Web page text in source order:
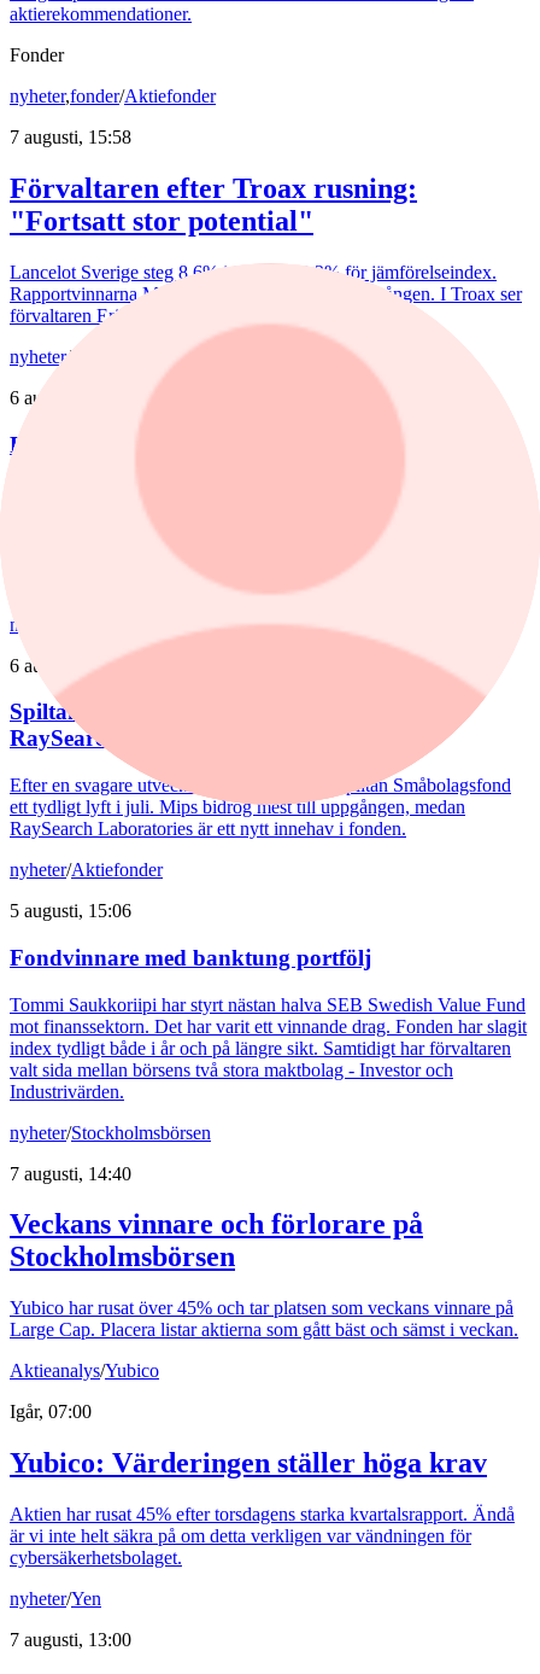
aktierekommendationer.
Fonder
nyheter,fonder/Aktiefonder
7 augusti, 15:58
Förvaltaren efter Troax rusning:
"Fortsatt stor potential"
Lancelot Sverige steg 8,6% i juli, mot 2,2% för jämförelseindex.
Rapportvinnarna Mips och Troax bidrog till uppgången. I Troax ser
förvaltaren Erik Bertilsson fortsatt stor potential.
nyheter/Försvarsbolag
6 augusti, 17:03
Försvarsförvaltarna spår ny tillväxtfas: ”Goda
De europeiska försvarsbolagen visar rekordstora orderböcker,
stigande omsättning och förbättrade marginaler. Enligt förvaltarna
Joakim Agerback och Shayan Heidari går nu försvarssektorn in i en
nyheter
Spiltan Småbolagsfond
6 augusti, 14:51
Spiltan Småbolagsfond lyfte i juli – tar in
RaySearch
Efter en svagare utveckling hittills i år fick Spiltan Småbolagsfond
ett tydligt lyft i juli. Mips bidrog mest till uppgången, medan
RaySearch Laboratories är ett nytt innehav i fonden.
nyheter/Aktiefonder
5 augusti, 15:06
Fondvinnare med banktung portfölj
Tommi Saukkoriipi har styrt nästan halva SEB Swedish Value Fund
mot finanssektorn. Det har varit ett vinnande drag. Fonden har slagit
index tydligt både i år och på längre sikt. Samtidigt har förvaltaren
valt sida mellan börsens två stora maktbolag - Investor och
Industrivärden.
nyheter/Stockholmsbörsen
7 augusti, 14:40
Veckans vinnare och förlorare på
Stockholmsbörsen
Yubico har rusat över 45% och tar platsen som veckans vinnare på
Large Cap. Placera listar aktierna som gått bäst och sämst i veckan.
Aktieanalys/Yubico
Igår, 07:00
Yubico: Värderingen ställer höga krav
Aktien har rusat 45% efter torsdagens starka kvartalsrapport. Ändå
är vi inte helt säkra på om detta verkligen var vändningen för
cybersäkerhetsbolaget.
nyheter/Yen
7 augusti, 13:00